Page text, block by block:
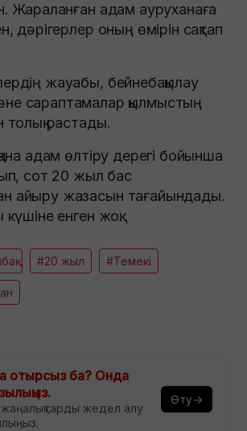
Жараланған адам ауруханаға
дәрігерлер оның өмірін сақтап
жауабы, бейнебақылау
сараптамалар қылмыстың
толық растады.
адам өлтіру дерегі бойынша
сот 20 жыл бас
айыру жазасын тағайындады.
күшіне енген жоқ.
#20 жыл #Темекі
отырсыз ба? Онда
жедел алу
Өту→